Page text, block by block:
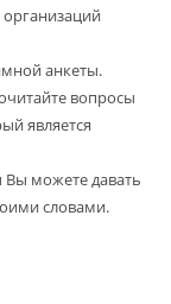
анкеты.
вопросы
является
можете давать
словами.